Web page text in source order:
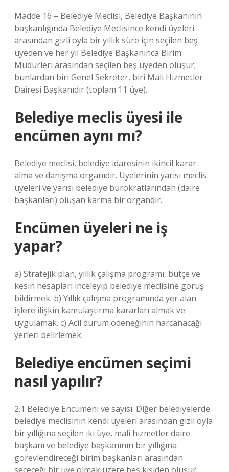
Madde 16 – Belediye Meclisi, Belediye Başkanının
başkanlığında Belediye Meclisince kendi üyeleri
arasından gizli oyla bir yıllık süre için seçilen beş
üyeden ve her yıl Belediye Başkanınca Birim
Müdürleri arasından seçilen beş üyeden oluşur;
bunlardan biri Genel Sekreter, biri Mali Hizmetler
Dairesi Başkanıdır (toplam 11 üye).
Belediye meclis üyesi ile
encümen aynı mı?
Belediye meclisi, belediye idaresinin ikincil karar
alma ve danışma organıdır. Üyelerinin yarısı meclis
üyeleri ve yarısı belediye bürokratlarından (daire
başkanları) oluşan karma bir organdır.
Encümen üyeleri ne iş
yapar?
a) Stratejik plan, yıllık çalışma programı, bütçe ve
kesin hesapları inceleyip belediye meclisine görüş
bildirmek. b) Yıllık çalışma programında yer alan
işlere ilişkin kamulaştırma kararları almak ve
uygulamak. c) Acil durum ödeneğinin harcanacağı
yerleri belirlemek.
Belediye encümen seçimi
nasıl yapılır?
2.1 Belediye Encümeni ve sayısı: Diğer belediyelerde
belediye meclisinin kendi üyeleri arasından gizli oyla
bir yıllığına seçilen iki üye, mali hizmetler daire
başkanı ve belediye başkanının bir yıllığına
görevlendireceği birim başkanları arasından